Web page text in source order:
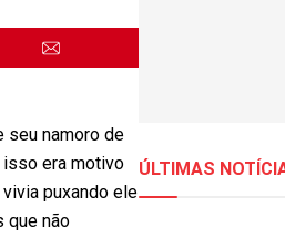
seu namoro de
isso era motivo
puxando ele
que não